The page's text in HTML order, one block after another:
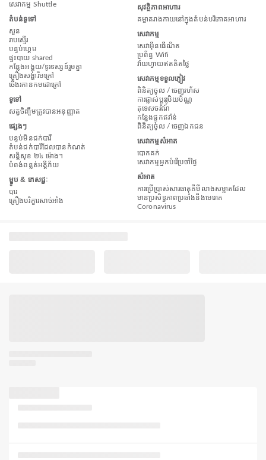
សេវាកម្ម Shuttle
តំបន់ទូទៅ
សួន
រាបស្មើរ
បន្ទប់ហ្គេម
ផ្ទះបាយ shared
កន្លែងអង្គុយ/ទូរទស្សន៍រួមគ្នា
គ្រឿងសង្ហារឹមក្រៅ
ចើងរកានកមដោក្រៅ
ទូទៅ
សត្វចិញ្ចឹមត្រូវបានអនុញ្ញាត
ផ្សេងៗ
បន្ទប់មិនជក់បារី
តំបន់ជក់បារីដែលបានកំណត់
សន្តិសុខ ២៤ ម៉ោង។
បំពង់​ពន្លត់អគ្គីភ័យ
ម្ហូប & ភេសជ្ជៈ
បារ
គ្រឿងបរិក្ខារសាច់អាំង
សុវត្ថិភាពអាហារ
គម្លាតរាងកាយនៅក្នុងតំបន់បរិភោគអាហារ
សេវាកម្ម
សេវាអ៊ីនធើណិត
ប្រព័ន្ធ Wifi
វ៉ាយហ្វាយឥតគិតថ្លៃ
សេវាកម្មទទួលភ្ញៀវ
ពិនិត្យចូល / ចេញរហ័ស
ការផ្លាស់ប្តូររូបិយប័ណ្ណ
តុទេសចរណ៍
កន្លែងផ្ទុកឥវ៉ាន់
ពិនិត្យចូល / ចេញឯកជន
សេវាកម្មសំអាត
បោកគក់
សេវាកម្មអ្នកបំរើប្រចាំថ្ងៃ
សំអាត
ការប្រើប្រាស់សារធាតុគីមីលាងសម្អាតដែល
មានប្រសិទ្ធភាពប្រឆាំងនឹងមេរោគ
Coronavirus